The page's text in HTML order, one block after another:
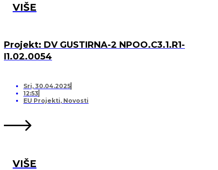
VIŠE
Projekt: DV GUSTIRNA-2 NPOO.C3.1.R1-
I1.02.0054
Sri, 30.04.2025
12:53
EU Projekti, Novosti
VIŠE